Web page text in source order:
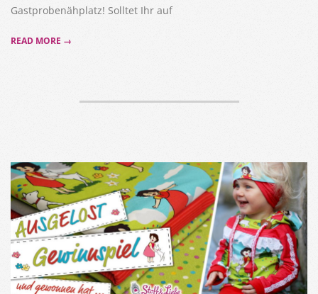
Gastprobenähplatz! Solltet Ihr auf
READ MORE →